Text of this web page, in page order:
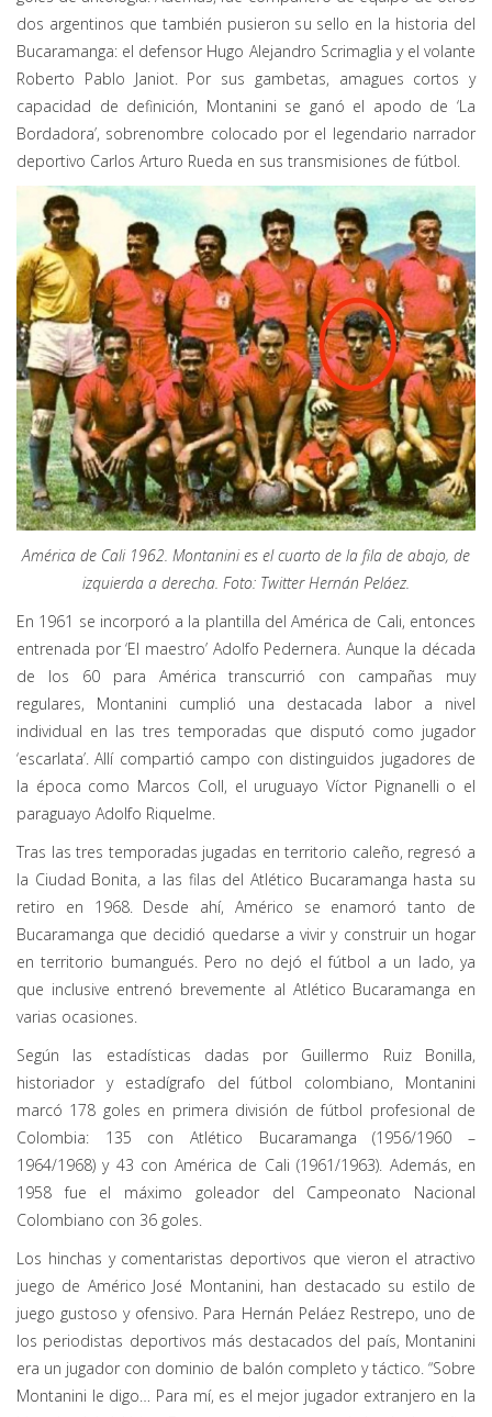
dos argentinos que también pusieron su sello en la historia del
Bucaramanga: el defensor Hugo Alejandro Scrimaglia y el volante
Roberto Pablo Janiot. Por sus gambetas, amagues cortos y
capacidad de definición, Montanini se ganó el apodo de ‘La
Bordadora’, sobrenombre colocado por el legendario narrador
deportivo Carlos Arturo Rueda en sus transmisiones de fútbol.
América de Cali 1962. Montanini es el cuarto de la fila de abajo, de
izquierda a derecha. Foto: Twitter Hernán Peláez.
En 1961 se incorporó a la plantilla del América de Cali, entonces
entrenada por ‘El maestro’ Adolfo Pedernera. Aunque la década
de los 60 para América transcurrió con campañas muy
regulares, Montanini cumplió una destacada labor a nivel
individual en las tres temporadas que disputó como jugador
‘escarlata’. Allí compartió campo con distinguidos jugadores de
la época como Marcos Coll, el uruguayo Víctor Pignanelli o el
paraguayo Adolfo Riquelme.
Tras las tres temporadas jugadas en territorio caleño, regresó a
la Ciudad Bonita, a las filas del Atlético Bucaramanga hasta su
retiro en 1968. Desde ahí, Américo se enamoró tanto de
Bucaramanga que decidió quedarse a vivir y construir un hogar
en territorio bumangués. Pero no dejó el fútbol a un lado, ya
que inclusive entrenó brevemente al Atlético Bucaramanga en
varias ocasiones.
Según las estadísticas dadas por Guillermo Ruiz Bonilla,
historiador y estadígrafo del fútbol colombiano, Montanini
marcó 178 goles en primera división de fútbol profesional de
Colombia: 135 con Atlético Bucaramanga (1956/1960 –
1964/1968) y 43 con América de Cali (1961/1963). Además, en
1958 fue el máximo goleador del Campeonato Nacional
Colombiano con 36 goles.
Los hinchas y comentaristas deportivos que vieron el atractivo
juego de Américo José Montanini, han destacado su estilo de
juego gustoso y ofensivo. Para Hernán Peláez Restrepo, uno de
los periodistas deportivos más destacados del país, Montanini
era un jugador con dominio de balón completo y táctico. “Sobre
Montanini le digo… Para mí, es el mejor jugador extranjero en la